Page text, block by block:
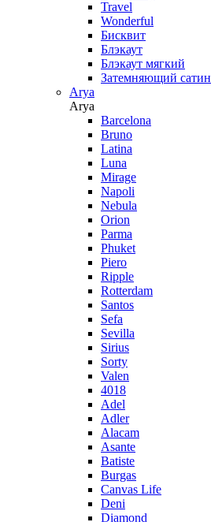
Travel
Wonderful
Бисквит
Блэкаут
Блэкаут мягкий
Затемняющий сатин
Arya
Arya
Barcelona
Bruno
Latina
Luna
Mirage
Napoli
Nebula
Orion
Parma
Phuket
Piero
Ripple
Rotterdam
Santos
Sefa
Sevilla
Sirius
Sorty
Valen
4018
Adel
Adler
Alacam
Asante
Batiste
Burgas
Canvas Life
Deni
Diamond